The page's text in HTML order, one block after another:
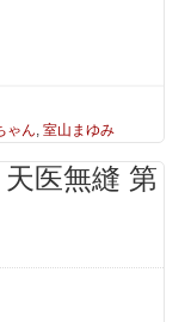
ゃん,室山まゆみ
医無縫 第